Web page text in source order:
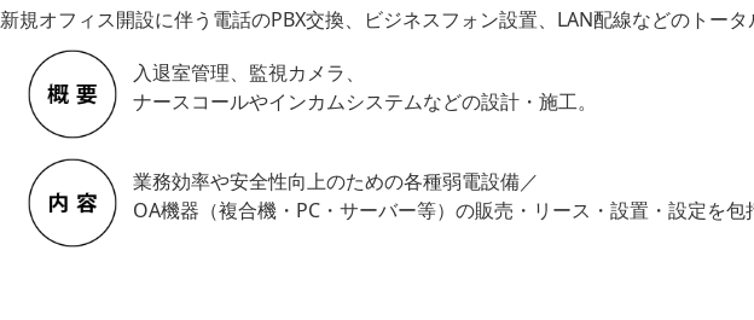
新規オフィス開設に伴う電話のPBX交換、ビジネスフォン設置、LAN配線などのトー
入退室管理、監視カメラ、
ナースコールやインカムシステムなどの設計・施工。
業務効率や安全性向上のための各種弱電設備／
OA機器（複合機・PC・サーバー等）の販売・リース・設置・設定を包